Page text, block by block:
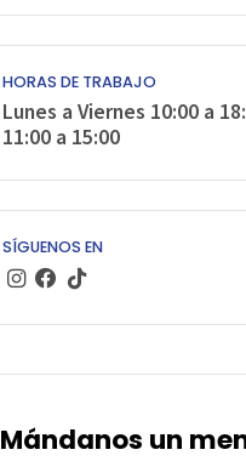
HORAS DE TRABAJO
Lunes a Viernes 10:00 a
11:00 a 15:00
SÍGUENOS EN
Mándanos un